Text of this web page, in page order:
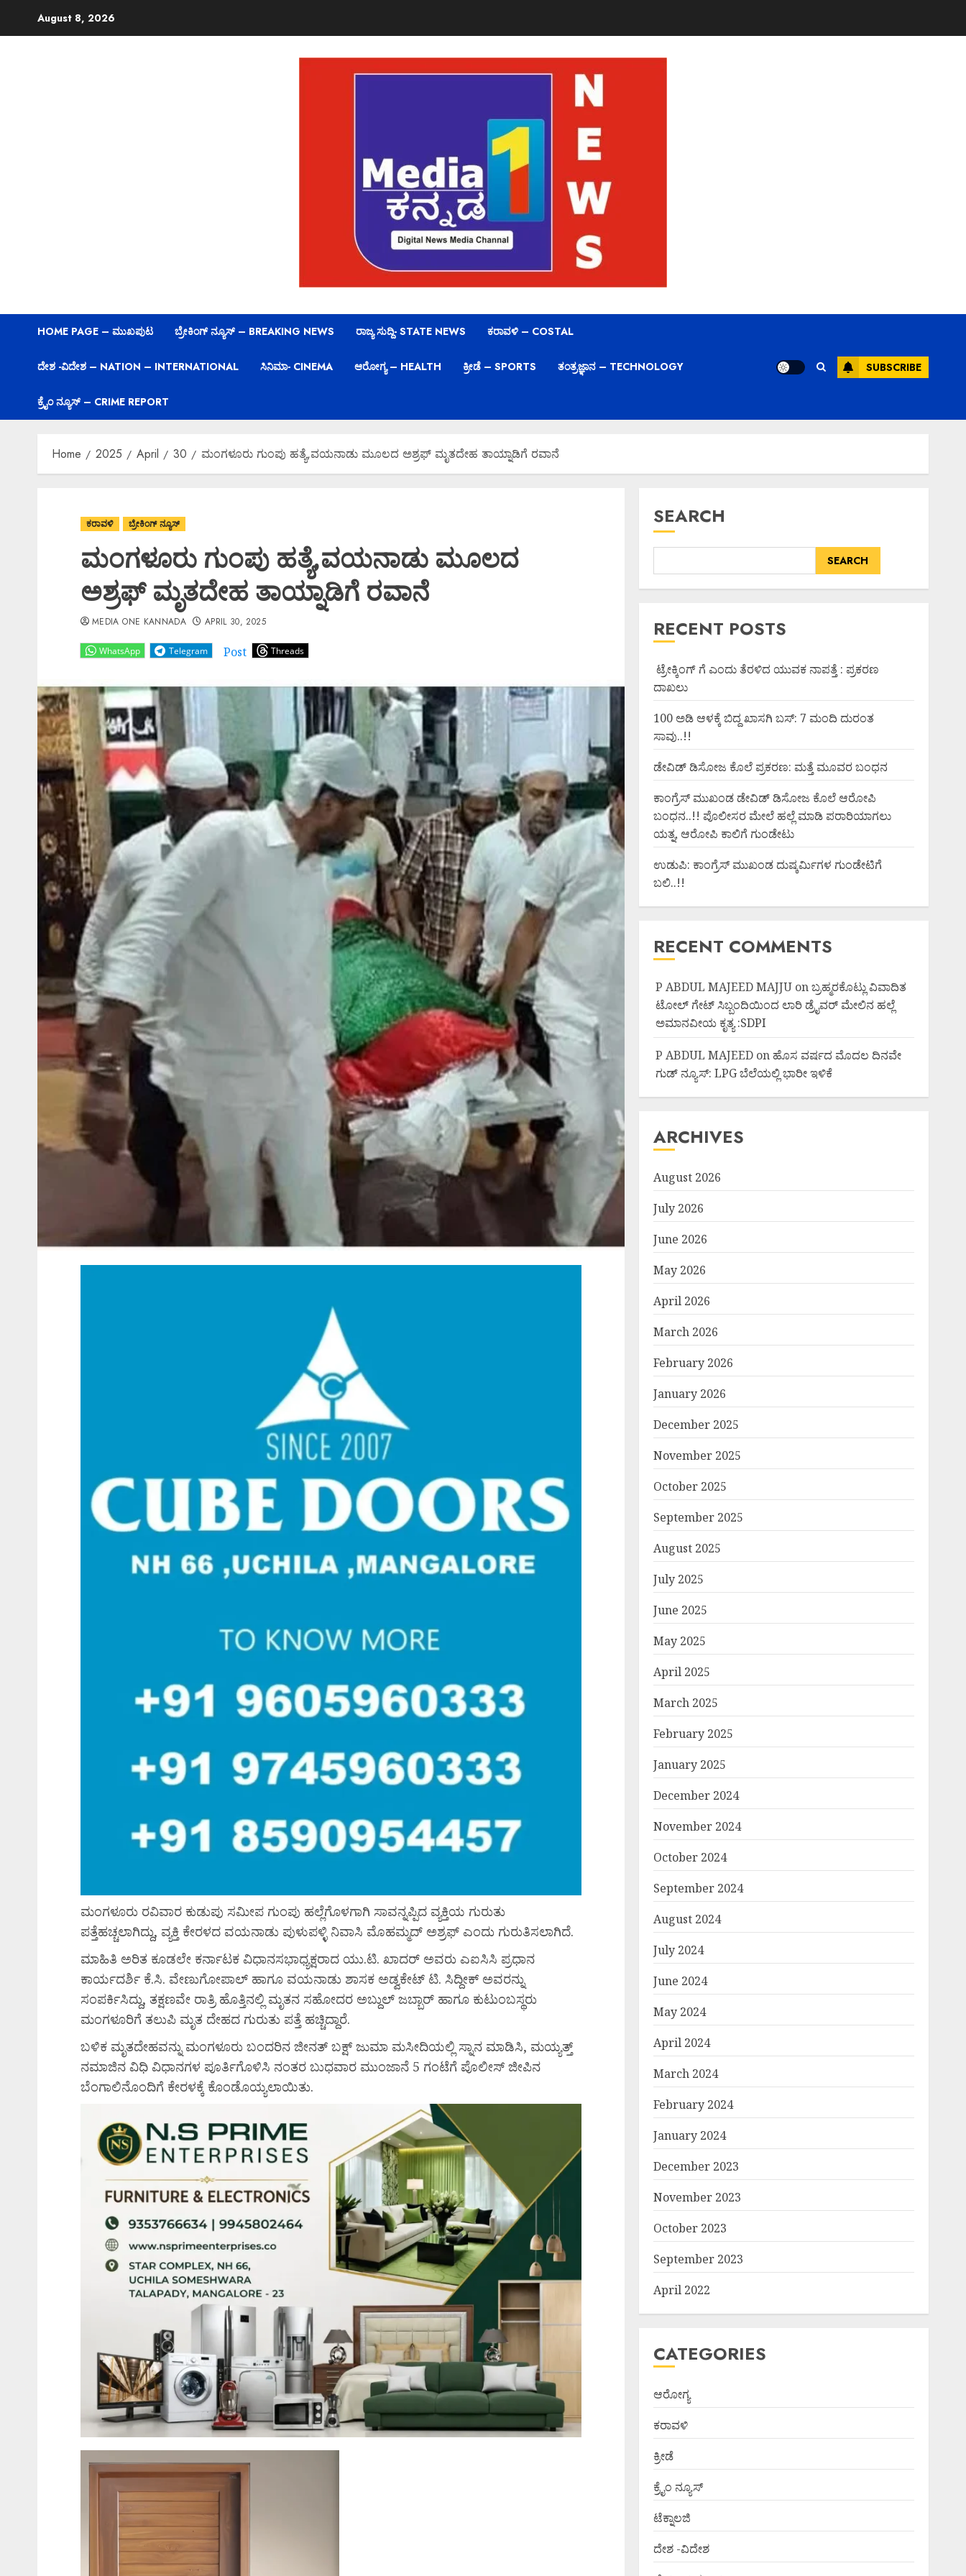
August 8, 2026
HOME PAGE – ಮುಖಪುಟ ಬ್ರೇಕಿಂಗ್ ನ್ಯೂಸ್ – BREAKING NEWS ರಾಜ್ಯ ಸುದ್ದಿ- STATE NEWS ಕರಾವಳಿ – COSTAL
ದೇಶ -ವಿದೇಶ – NATION – INTERNATIONAL ಸಿನಿಮಾ- CINEMA ಆರೋಗ್ಯ – HEALTH ಕ್ರೀಡೆ – SPORTS ತಂತ್ರಜ್ಞಾನ – TECHNOLOGY
ಕ್ರೈಂ ನ್ಯೂಸ್ – CRIME REPORT
SUBSCRIBE
Home 2025 April 30 ಮಂಗಳೂರು ಗುಂಪು ಹತ್ಯೆ,ವಯನಾಡು ಮೂಲದ ಅಶ್ರಫ್ ಮೃತದೇಹ ತಾಯ್ನಾಡಿಗೆ ರವಾನೆ
ಕರಾವಳಿ ಬ್ರೇಕಿಂಗ್ ನ್ಯೂಸ್
ಮಂಗಳೂರು ಗುಂಪು ಹತ್ಯೆ,ವಯನಾಡು ಮೂಲದ
ಅಶ್ರಫ್ ಮೃತದೇಹ ತಾಯ್ನಾಡಿಗೆ ರವಾನೆ
WhatsApp Telegram Post Threads
MEDIA ONE KANNADA APRIL 30, 2025
ಮಂಗಳೂರು ರವಿವಾರ ಕುಡುಪು ಸಮೀಪ ಗುಂಪು ಹಲ್ಲೆಗೊಳಗಾಗಿ ಸಾವನ್ನಪ್ಪಿದ ವ್ಯಕ್ತಿಯ ಗುರುತು
ಪತ್ತೆಹಚ್ಚಲಾಗಿದ್ದು, ವ್ಯಕ್ತಿ ಕೇರಳದ ವಯನಾಡು ಪುಳುಪಳ್ಳಿ ನಿವಾಸಿ ಮೊಹಮ್ಮದ್ ಅಶ್ರಫ್ ಎಂದು ಗುರುತಿಸಲಾಗಿದೆ.
ಮಾಹಿತಿ ಅರಿತ ಕೂಡಲೇ ಕರ್ನಾಟಕ ವಿಧಾನಸಭಾಧ್ಯಕ್ಷರಾದ ಯು.ಟಿ. ಖಾದರ್ ಅವರು ಎಐಸಿಸಿ ಪ್ರಧಾನ
ಕಾರ್ಯದರ್ಶಿ ಕೆ.ಸಿ. ವೇಣುಗೋಪಾಲ್ ಹಾಗೂ ವಯನಾಡು ಶಾಸಕ ಅಡ್ವಕೇಟ್ ಟಿ. ಸಿದ್ದೀಕ್ ಅವರನ್ನು
ಸಂಪರ್ಕಿಸಿದ್ದು, ತಕ್ಷಣವೇ ರಾತ್ರಿ ಹೊತ್ತಿನಲ್ಲಿ ಮೃತನ ಸಹೋದರ ಅಬ್ದುಲ್ ಜಬ್ಬಾರ್ ಹಾಗೂ ಕುಟುಂಬಸ್ಥರು
ಮಂಗಳೂರಿಗೆ ತಲುಪಿ ಮೃತ ದೇಹದ ಗುರುತು ಪತ್ತೆ ಹಚ್ಚಿದ್ದಾರೆ.
ಬಳಿಕ ಮೃತದೇಹವನ್ನು ಮಂಗಳೂರು ಬಂದರಿನ ಜೀನತ್ ಬಕ್ಷ್ ಜುಮಾ ಮಸೀದಿಯಲ್ಲಿ ಸ್ನಾನ ಮಾಡಿಸಿ, ಮಯ್ಯತ್ತ್
ನಮಾಜಿನ ವಿಧಿ ವಿಧಾನಗಳ ಪೂರ್ತಿಗೊಳಿಸಿ ನಂತರ ಬುಧವಾರ ಮುಂಜಾನೆ 5 ಗಂಟೆಗೆ ಪೊಲೀಸ್ ಜೀಪಿನ
ಬೆಂಗಾಲಿನೊಂದಿಗೆ ಕೇರಳಕ್ಕೆ ಕೊಂಡೊಯ್ಯಲಾಯಿತು.
SEARCH
SEARCH
RECENT POSTS
ಟ್ರೇಕ್ಕಿಂಗ್ ಗೆ ಎಂದು ತೆರಳಿದ ಯುವಕ ನಾಪತ್ತೆ : ಪ್ರಕರಣ
ದಾಖಲು
100 ಅಡಿ ಆಳಕ್ಕೆ ಬಿದ್ದ ಖಾಸಗಿ ಬಸ್: 7 ಮಂದಿ ದುರಂತ
ಸಾವು..!!
ಡೇವಿಡ್ ಡಿಸೋಜ ಕೊಲೆ ಪ್ರಕರಣ: ಮತ್ತೆ ಮೂವರ ಬಂಧನ
ಕಾಂಗ್ರೆಸ್ ಮುಖಂಡ ಡೇವಿಡ್ ಡಿಸೋಜ ಕೊಲೆ ಆರೋಪಿ
ಬಂಧನ..!! ಪೊಲೀಸರ ಮೇಲೆ ಹಲ್ಲೆ ಮಾಡಿ ಪರಾರಿಯಾಗಲು
ಯತ್ನ, ಆರೋಪಿ ಕಾಲಿಗೆ ಗುಂಡೇಟು
ಉಡುಪಿ: ಕಾಂಗ್ರೆಸ್ ಮುಖಂಡ ದುಷ್ಕರ್ಮಿಗಳ ಗುಂಡೇಟಿಗೆ
ಬಲಿ..!!
RECENT COMMENTS
P ABDUL MAJEED MAJJUonಬ್ರಹ್ಮರಕೊಟ್ಲು ವಿವಾದಿತ
ಟೋಲ್ ಗೇಟ್ ಸಿಬ್ಬಂದಿಯಿಂದ ಲಾರಿ ಡ್ರೈವರ್ ಮೇಲಿನ ಹಲ್ಲೆ
ಅಮಾನವೀಯ ಕೃತ್ಯ :SDPI
P ABDUL MAJEEDon ಹೊಸ ವರ್ಷದ ಮೊದಲ ದಿನವೇ
ಗುಡ್ ನ್ಯೂಸ್: LPG ಬೆಲೆಯಲ್ಲಿ ಭಾರೀ ಇಳಿಕೆ
ARCHIVES
August 2026
July 2026
June 2026
May 2026
April 2026
March 2026
February 2026
January 2026
December 2025
November 2025
October 2025
September 2025
August 2025
July 2025
June 2025
May 2025
April 2025
March 2025
February 2025
January 2025
December 2024
November 2024
October 2024
September 2024
August 2024
July 2024
June 2024
May 2024
April 2024
March 2024
February 2024
January 2024
December 2023
November 2023
October 2023
September 2023
April 2022
CATEGORIES
ಆರೋಗ್ಯ
ಕರಾವಳಿ
ಕ್ರೀಡೆ
ಕ್ರೈಂ ನ್ಯೂಸ್
ಟೆಕ್ನಾಲಜಿ
ದೇಶ -ವಿದೇಶ